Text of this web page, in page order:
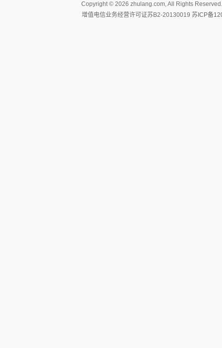
Copyright © 2026 zhulang.com, All Rights
增值电信业务经营许可证苏B2-20130019 苏ICP备